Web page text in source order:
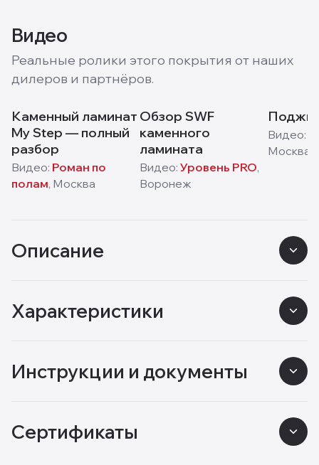
Видео
Реальные ролики этого покрытия от наших
дилеров и партнёров.
Каменный ламинат
My Step — полный
разбор
Видео: Роман по
полам, Москва
Обзор SWF
каменного
ламината
Видео: Уровень PRO,
Воронеж
Видео:
Москва
Описание
Характеристики
Инструкции и документы
Сертификаты